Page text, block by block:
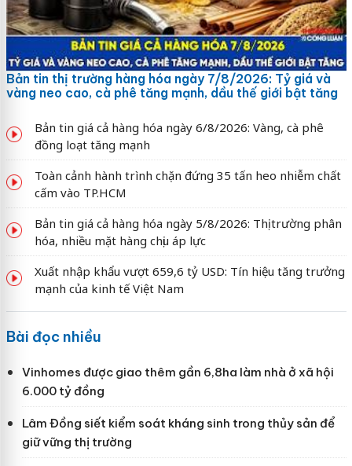
Bản tin thị trường hàng hóa ngày 7/8/2026: Tỷ giá và
vàng neo cao, cà phê tăng mạnh, dầu thế giới bật tăng
Bản tin giá cả hàng hóa ngày 6/8/2026: Vàng, cà phê
đồng loạt tăng mạnh
Toàn cảnh hành trình chặn đứng 35 tấn heo nhiễm chất
cấm vào TP.HCM
Bản tin giá cả hàng hóa ngày 5/8/2026: Thị trường phân
hóa, nhiều mặt hàng chịu áp lực
Xuất nhập khẩu vượt 659,6 tỷ USD: Tín hiệu tăng trưởng
mạnh của kinh tế Việt Nam
Bài đọc nhiều
Vinhomes được giao thêm gần 6,8ha làm nhà ở xã hội
6.000 tỷ đồng
Lâm Đồng siết kiểm soát kháng sinh trong thủy sản để
giữ vững thị trường